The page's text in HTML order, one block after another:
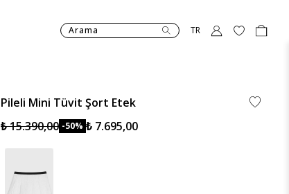
Arama TR
Pileli Mini Tüvit Şort Etek
₺ 15.390,00 -50% ₺ 7.695,00